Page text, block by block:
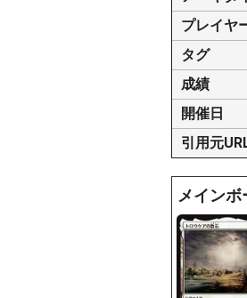
プレイヤ
タグ
成績
開催日
引用元
メイン